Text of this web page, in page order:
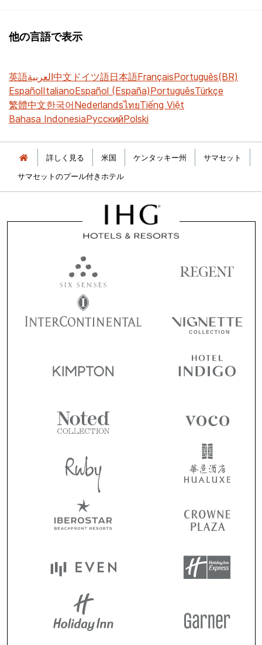
他の言語で表示
英語العربية中文 ドイツ語日本語FrançaisPortuguês(BR)
EspañolItalianoEspañol (España)PortuguêsTürkçe
繁體中文한국어NederlandsไทยTiếng Việt
Bahasa IndonesiaРусскийPolski
詳しく見る 米国 ケンタッキー州
サマセット
サマセットのプール付きホテル